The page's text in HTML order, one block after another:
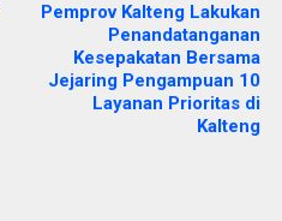
Pemprov Kalteng Lakukan
Penandatanganan
Kesepakatan Bersama
Jejaring Pengampuan 10
Layanan Prioritas di
Kalteng